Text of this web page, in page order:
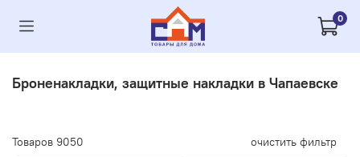
0
Броненакладки, защитные накладки в Чапаевске
Товаров 9050 очистить фильтр